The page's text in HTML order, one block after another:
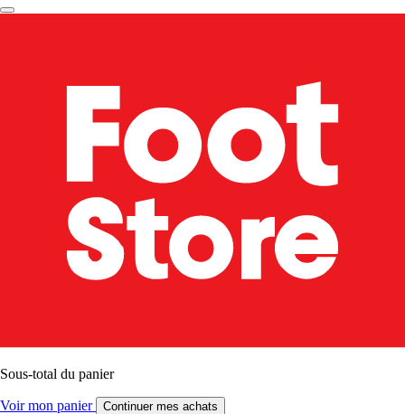
Sous-total du panier
Voir mon panier Continuer mes achats